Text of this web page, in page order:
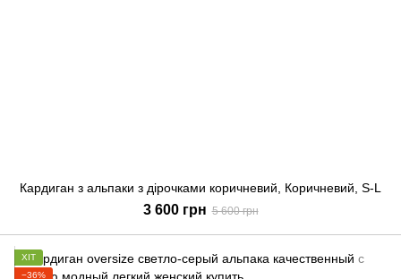
Кардиган з альпаки з дірочками коричневий, Коричневий, S-L
3 600 грн 5 600 грн
ХІТ
−36%